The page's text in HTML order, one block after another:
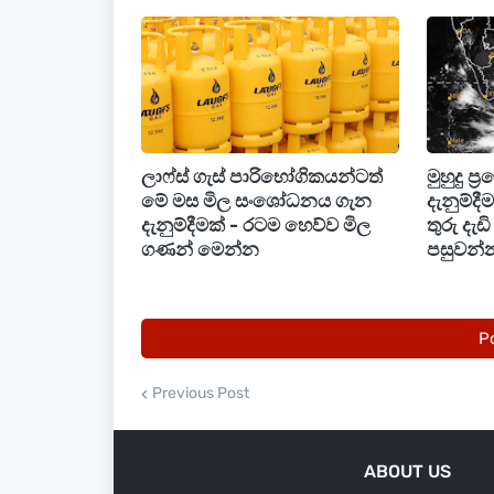
ලාෆ්ස් ගැස් පාරිභෝගිකයන්ටත්
මේ මස මිල සංශෝධනය ගැන
දැනුම්දීමක් - රටම හෙව්ව මිල
ගණන් මෙන්න
මුහුදු
තුරු
Previous Post
ABOUT US